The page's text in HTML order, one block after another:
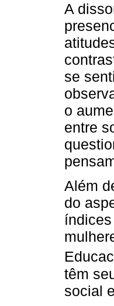
A
se
o
entre
Além
do
têm
social